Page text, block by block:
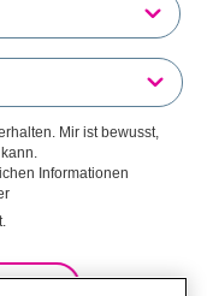
Mir ist bewusst,
Informationen